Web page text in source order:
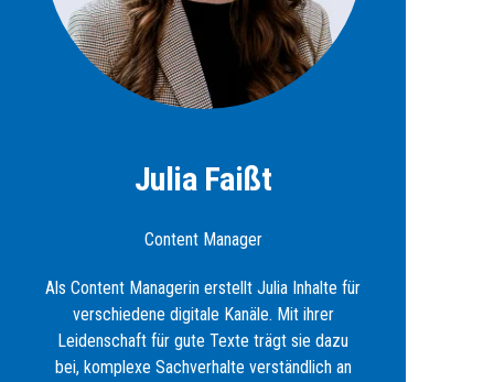
Julia Faißt
Content Manager
Als Content Managerin erstellt Julia Inhalte für
verschiedene digitale Kanäle. Mit ihrer
Leidenschaft für gute Texte trägt sie dazu
bei, komplexe Sachverhalte verständlich an